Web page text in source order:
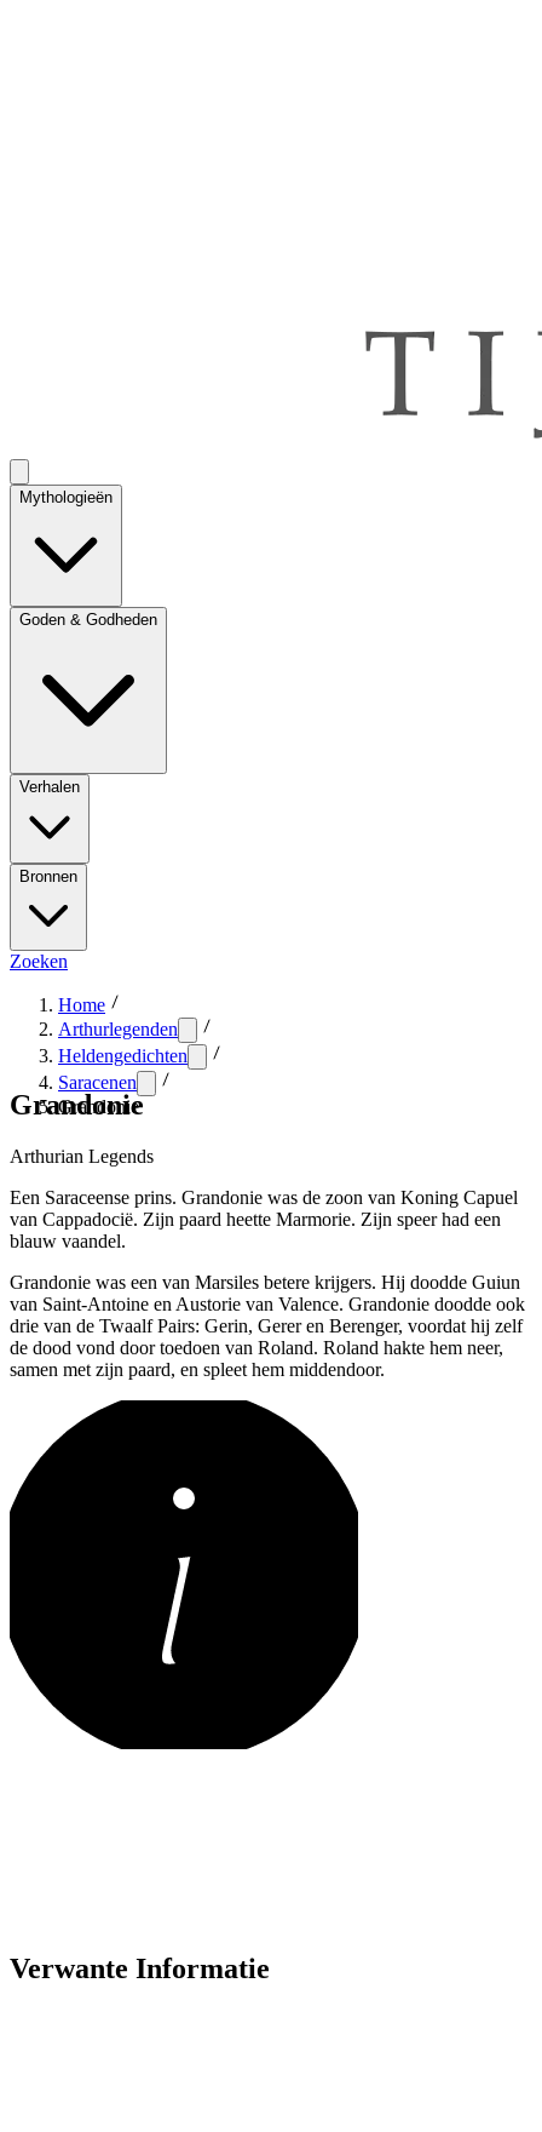
Mythologieën
Goden & Godheden
Verhalen
Bronnen
Zoeken
Home
Arthurlegenden
Heldengedichten
Saracenen
Grandonie
Grandonie
Arthurian Legends
Een Saraceense prins. Grandonie was de zoon van Koning Capuel
van Cappadocië. Zijn paard heette Marmorie. Zijn speer had een
blauw vaandel.
Grandonie was een van Marsiles betere krijgers. Hij doodde Guiun
van Saint-Antoine en Austorie van Valence. Grandonie doodde ook
drie van de Twaalf Pairs: Gerin, Gerer en Berenger, voordat hij zelf
de dood vond door toedoen van Roland. Roland hakte hem neer,
samen met zijn paard, en spleet hem middendoor.
Verwante Informatie